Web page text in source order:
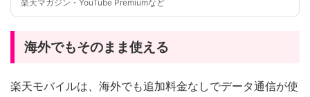
楽天マガジン・YouTube Premiumなど
海外でもそのまま使える
楽天モバイルは、海外でも追加料金なしでデータ通信が使